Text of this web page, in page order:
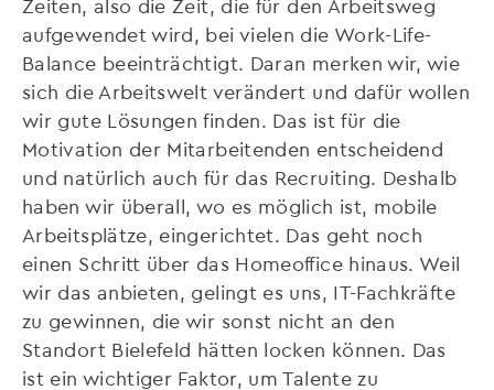
aufgewendet wird, bei vielen die Work-Life-
Balance beeinträchtigt. Daran merken wir, wie
sich die Arbeitswelt verändert und dafür wollen
wir gute Lösungen finden. Das ist für die
Motivation der Mitarbeitenden entscheidend
und natürlich auch für das Recruiting. Deshalb
haben wir überall, wo es möglich ist, mobile
Arbeitsplätze, eingerichtet. Das geht noch
einen Schritt über das Homeoffice hinaus. Weil
wir das anbieten, gelingt es uns, IT-Fachkräfte
zu gewinnen, die wir sonst nicht an den
Standort Bielefeld hätten locken können. Das
ist ein wichtiger Faktor, um Talente zu